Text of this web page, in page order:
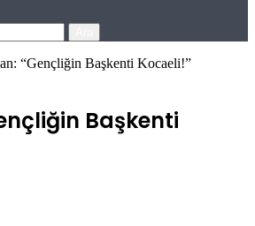
“Gençliğin Başkenti Kocaeli!”
Başkenti